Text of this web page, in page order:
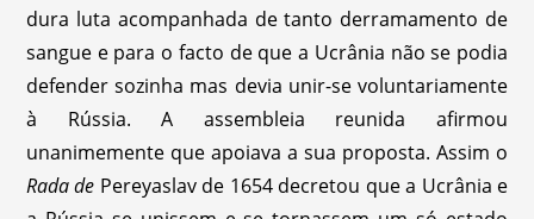
dura luta acompanhada de tanto derramamento de
sangue e para o facto de que a Ucrânia não se podia
defender sozinha mas devia unir-se voluntariamente
à Rússia. A assembleia reunida afirmou
unanimemente que apoiava a sua proposta. Assim o
Rada de Pereyaslav de 1654 decretou que a Ucrânia e